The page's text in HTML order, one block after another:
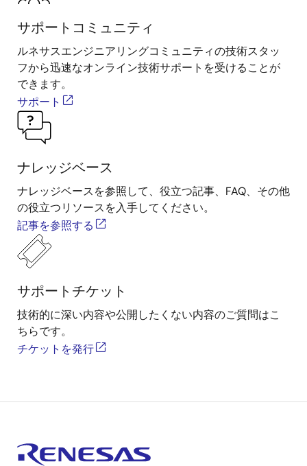
サポートコミュニティ
ルネサスエンジニアリングコミュニティの技術スタッ
フから迅速なオンライン技術サポートを受けることが
できます。
サポート
ナレッジベース
ナレッジベースを参照して、役立つ記事、FAQ、その他
の役立つリソースを入手してください。
記事を参照する
サポートチケット
技術的に深い内容や公開したくない内容のご質問はこ
ちらです。
チケットを発行